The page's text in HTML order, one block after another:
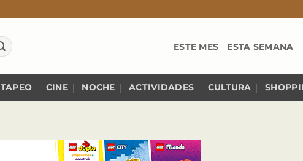
ESTE MES ESTA SEMANA
TAPEO CINE NOCHE ACTIVIDADES CULTURA